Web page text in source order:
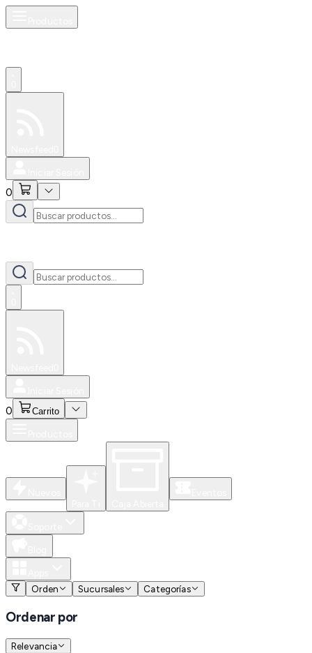
0
0 Carrito
Orden
Sucursales Categorías
Ordenar por
Relevancia